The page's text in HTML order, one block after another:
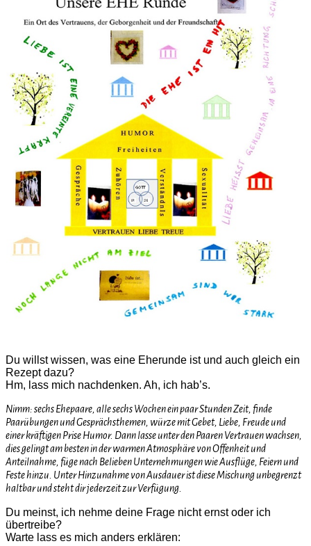
Du willst wissen, was eine Eherunde ist und auch gleich ein
Rezept dazu?
Hm, lass mich nachdenken. Ah, ich hab’s.
Nimm: sechs Ehepaare, alle sechs Wochen ein paar Stunden Zeit, finde
Paarübungen und Gesprächsthemen, würze mit Gebet, Liebe, Freude und
einer kräftigen Prise Humor. Dann lasse unter den Paaren Vertrauen wachsen,
dies gelingt am besten in der warmen Atmosphäre von Offenheit und
Anteilnahme, füge nach Belieben Unternehmungen wie Ausflüge, Feiern und
Feste hinzu. Unter Hinzunahme von Ausdauer ist diese Mischung unbegrenzt
haltbar und steht dir jederzeit zur Verfügung.
Du meinst, ich nehme deine Frage nicht ernst oder ich
übertreibe?
Warte lass es mich anders erklären: